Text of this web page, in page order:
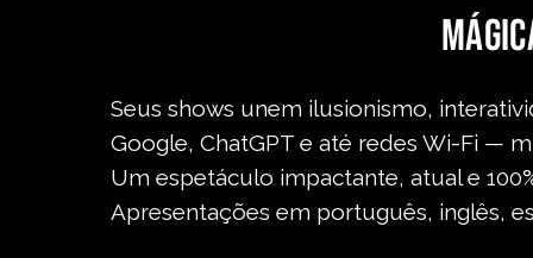
Seus shows unem ilusionismo,
Google, ChatGPT e até redes Wi-Fi —
Um espetáculo impactante, atual e
Apresentações em português, inglês,